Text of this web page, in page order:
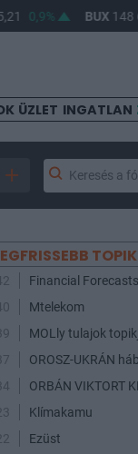
0,9% BUX 148
ÜZLET INGATLAN
Financial Forecasts
Mtelekom
MOLly tulajok
OROSZ-UKRÁN
ORBÁN VIKTORT
Klímakamu
Ezüst